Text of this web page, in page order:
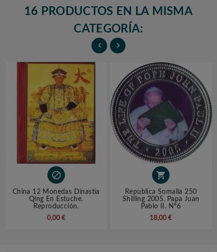
16 PRODUCTOS EN LA MISMA
CATEGORÍA:
 

China 12 Monedas Dinastía
Qing En Estuche.
Reproducción.
0,00 €

Republica Somalia 250
Shilling 2005. Papa Juan
Pablo II. Nº6
18,00 €